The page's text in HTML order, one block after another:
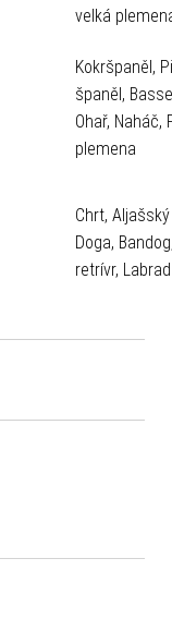
velká
Kokršpaněl,
španěl,
Ohař, Naháč,
plemena
Chrt,
Doga,
retrívr,